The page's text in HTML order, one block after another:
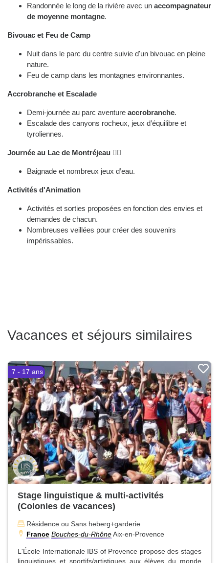
Randonnée le long de la rivière avec un accompagnateur
de moyenne montagne.
Bivouac et Feu de Camp
Nuit dans le parc du centre suivie d'un bivouac en pleine
nature.
Feu de camp dans les montagnes environnantes.
Accrobranche et Escalade
Demi-journée au parc aventure accrobranche.
Escalade des canyons rocheux, jeux d’équilibre et
tyroliennes.
Journée au Lac de Montréjeau 🏊‍♂️
Baignade et nombreux jeux d’eau.
Activités d'Animation
Activités et sorties proposées en fonction des envies et
demandes de chacun.
Nombreuses veillées pour créer des souvenirs
impérissables.
Vacances et séjours similaires
7 - 17 ans
Stage linguistique & multi-activités
(Colonies de vacances)
Résidence ou Sans heberg+garderie
France Bouches-du-RhôneAix-en-Provence
L'École Internationale IBS of Provence propose des stages
linguistiques et sportifs/artistiques aux élèves du monde